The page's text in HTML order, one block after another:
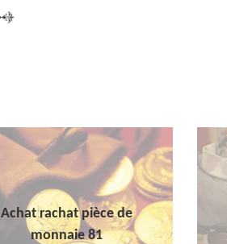
Achat rachat pièce de
monnaie 81